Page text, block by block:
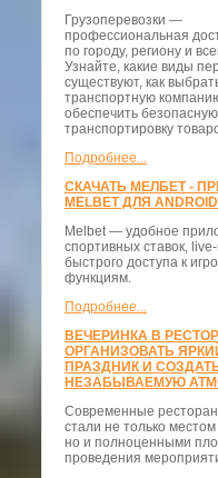
Грузоперевозки —
профессиональная
по городу, региону и
Узнайте, какие виды
существуют, как
транспортную
обеспечить безопасную
транспортировку
Подробнее...
СКАЧАТЬ МЕЛБЕТ -
MELBET ДЛЯ
Melbet — удобное
спортивных ставок,
быстрого доступа к
функциям.
Подробнее...
ВЕЧЕРИНКА В
ОРГАНИЗОВАТЬ
ПРАЗДНИК И
НЕЗАБЫВАЕМУЮ
Современные
стали не только
но и полноценными
проведения